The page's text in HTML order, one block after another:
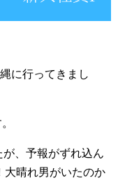
に行ってきまし
、予報がずれ込ん
大晴れ男がいたのか